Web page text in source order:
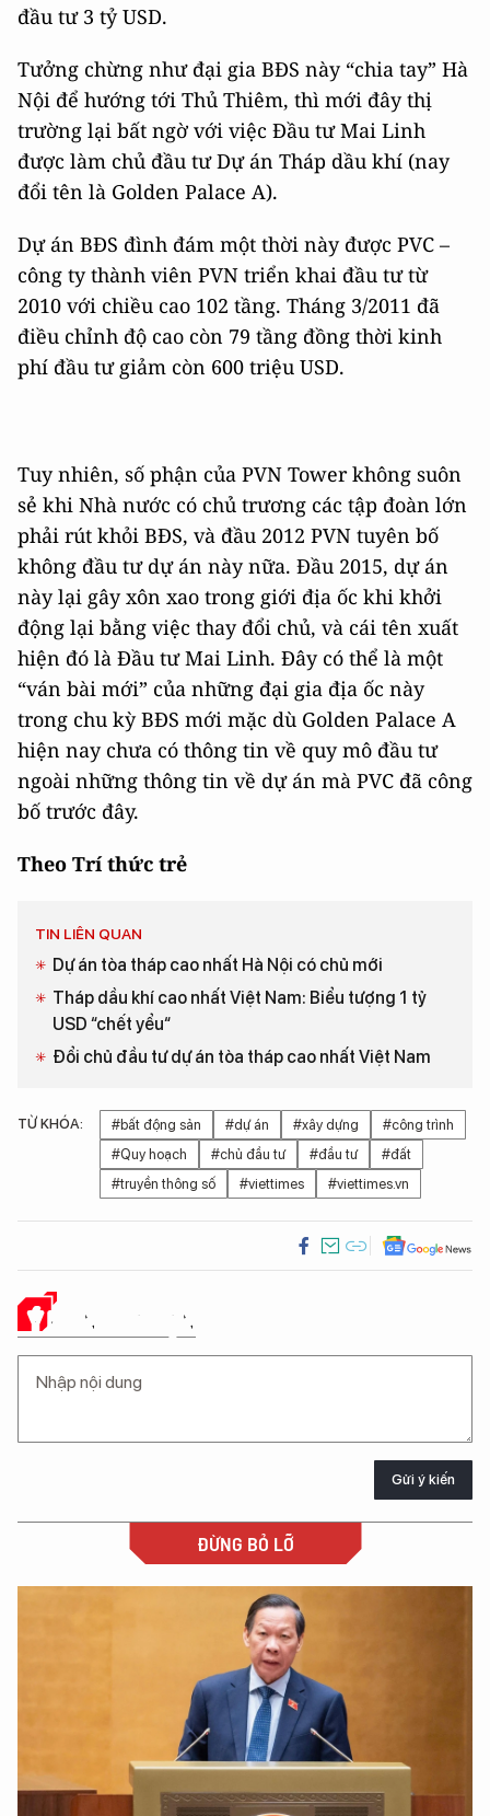
đầu tư 3 tỷ USD.
Tưởng chừng như đại gia BĐS này “chia tay” Hà
Nội để hướng tới Thủ Thiêm, thì mới đây thị
trường lại bất ngờ với việc Đầu tư Mai Linh
được làm chủ đầu tư Dự án Tháp dầu khí (nay
đổi tên là Golden Palace A).
Dự án BĐS đình đám một thời này được PVC –
công ty thành viên PVN triển khai đầu tư từ
2010 với chiều cao 102 tầng. Tháng 3/2011 đã
điều chỉnh độ cao còn 79 tầng đồng thời kinh
phí đầu tư giảm còn 600 triệu USD.
Tuy nhiên, số phận của PVN Tower không suôn
sẻ khi Nhà nước có chủ trương các tập đoàn lớn
phải rút khỏi BĐS, và đầu 2012 PVN tuyên bố
không đầu tư dự án này nữa. Đầu 2015, dự án
này lại gây xôn xao trong giới địa ốc khi khởi
động lại bằng việc thay đổi chủ, và cái tên xuất
hiện đó là Đầu tư Mai Linh. Đây có thể là một
“ván bài mới” của những đại gia địa ốc này
trong chu kỳ BĐS mới mặc dù Golden Palace A
hiện nay chưa có thông tin về quy mô đầu tư
ngoài những thông tin về dự án mà PVC đã công
bố trước đây.
Theo Trí thức trẻ
TIN LIÊN QUAN
Dự án tòa tháp cao nhất Hà Nội có chủ mới
Tháp dầu khí cao nhất Việt Nam: Biểu tượng 1 tỷ
USD “chết yểu“
Đổi chủ đầu tư dự án tòa tháp cao nhất Việt Nam
TỪ KHÓA: #bất động sản #dự án #xây dựng
#công trình
#Quy hoạch
#chủ đầu tư #đầu tư
#đất
#truyền thông số
#viettimes #viettimes.vn
Ý KIẾN CỦA BẠN
Gửi ý kiến
ĐỪNG BỎ LỠ